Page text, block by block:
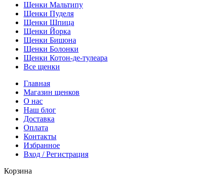
Щенки Мальтипу
Щенки Пуделя
Щенки Шпица
Щенки Йорка
Щенки Бишона
Щенки Болонки
Щенки Котон-де-тулеара
Все щенки
Главная
Магазин щенков
О нас
Наш блог
Доставка
Оплата
Контакты
Избранное
Вход / Регистрация
Корзина